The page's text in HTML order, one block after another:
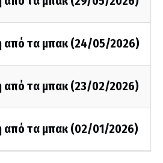
από τα μπακ (24/05/2026)
από τα μπακ (23/02/2026)
από τα μπακ (02/01/2026)